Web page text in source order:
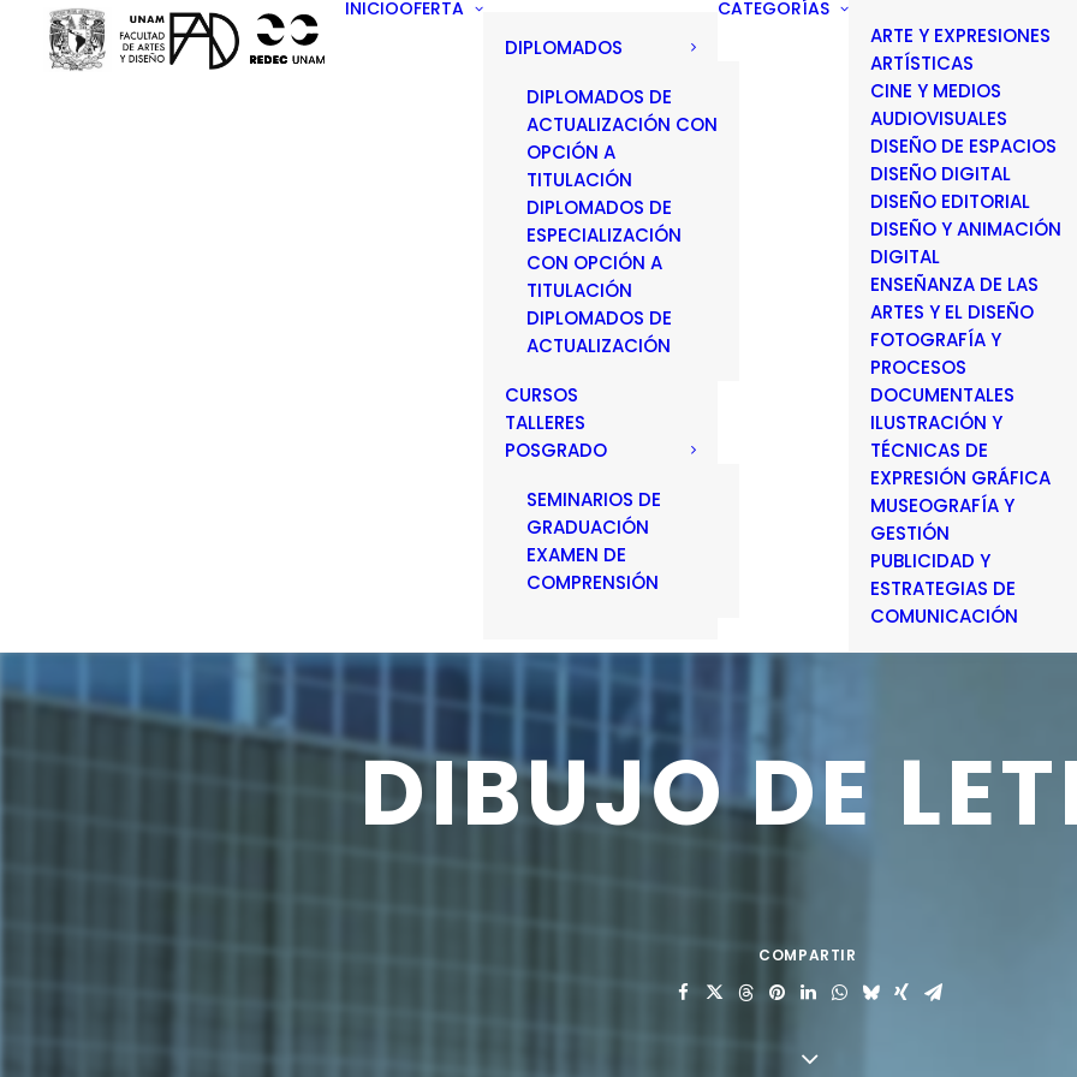
INICIOOFERTA
DIPLOMADOS
DIPLOMADOS DE
ACTUALIZACIÓN CON
OPCIÓN A
TITULACIÓN
DIPLOMADOS DE
ESPECIALIZACIÓN
CON OPCIÓN A
TITULACIÓN
DIPLOMADOS DE
ACTUALIZACIÓN
CURSOS
TALLERES
POSGRADO
SEMINARIOS DE
GRADUACIÓN
EXAMEN DE
COMPRENSIÓN
CATEGORÍAS
ARTE Y EXPRESIONES
ARTÍSTICAS
CINE Y MEDIOS
AUDIOVISUALES
DISEÑO DE ESPACIOS
DISEÑO DIGITAL
DISEÑO EDITORIAL
DISEÑO Y ANIMACIÓN
DIGITAL
ENSEÑANZA DE LAS
ARTES Y EL DISEÑO
FOTOGRAFÍA Y
PROCESOS
DOCUMENTALES
ILUSTRACIÓN Y
TÉCNICAS DE
EXPRESIÓN GRÁFICA
MUSEOGRAFÍA Y
GESTIÓN
PUBLICIDAD Y
ESTRATEGIAS DE
COMUNICACIÓN
DIBUJODE
COMPARTIR